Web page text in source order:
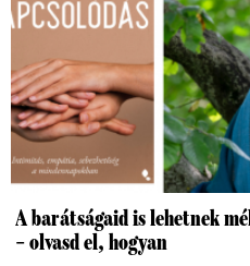
A barátságaid is lehetnek
– olvasd el, hogyan